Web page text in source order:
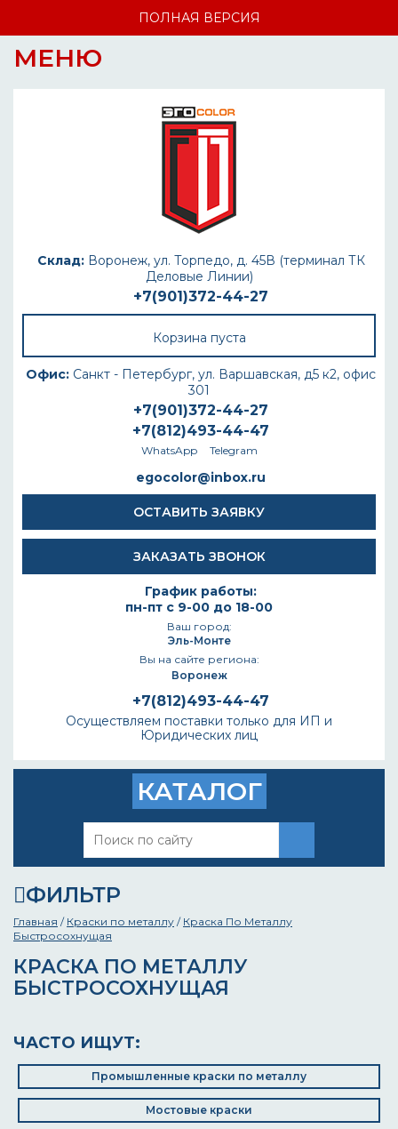
ПОЛНАЯ ВЕРСИЯ
МЕНЮ
Склад:Воронеж, ул. Торпедо, д. 45В (терминал ТК
Деловые Линии)
+7(901)372-44-27
Корзина пуста
Офис: Санкт - Петербург, ул. Варшавская, д5 к2, офис
301
+7(901)372-44-27
+7(812)493-44-47
WhatsApp Telegram
egocolor@inbox.ru
ОСТАВИТЬ ЗАЯВКУ
ЗАКАЗАТЬ ЗВОНОК
График работы:
пн-пт с 9-00 до 18-00
Ваш город:
Эль-Монте
Вы на сайте региона:
Воронеж
+7(812)493-44-47
Осуществляем поставки только для ИП и
Юридических лиц
КАТАЛОГ
ФИЛЬТР
Главная / Краски по металлу / Краска По Металлу
Быстросохнущая
КРАСКА ПО МЕТАЛЛУ
БЫСТРОСОХНУЩАЯ
ЧАСТО ИЩУТ:
Промышленные краски по металлу
Мостовые краски